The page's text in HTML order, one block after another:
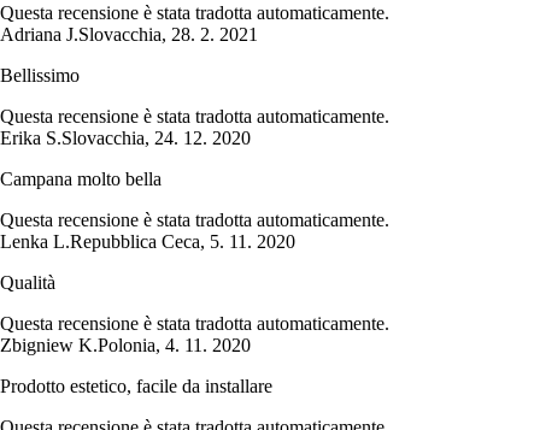
Questa recensione è stata tradotta automaticamente.
Adriana J.Slovacchia, 28. 2. 2021
Bellissimo
Questa recensione è stata tradotta automaticamente.
Erika S.Slovacchia, 24. 12. 2020
Campana molto bella
Questa recensione è stata tradotta automaticamente.
Lenka L.Repubblica Ceca, 5. 11. 2020
Qualità
Questa recensione è stata tradotta automaticamente.
Zbigniew K.Polonia, 4. 11. 2020
Prodotto estetico, facile da installare